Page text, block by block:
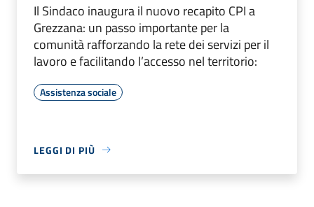
Il Sindaco inaugura il nuovo recapito CPI a
Grezzana: un passo importante per la
comunità rafforzando la rete dei servizi per il
lavoro e facilitando l’accesso nel territorio:
Assistenza sociale
LEGGI DI PIÙ